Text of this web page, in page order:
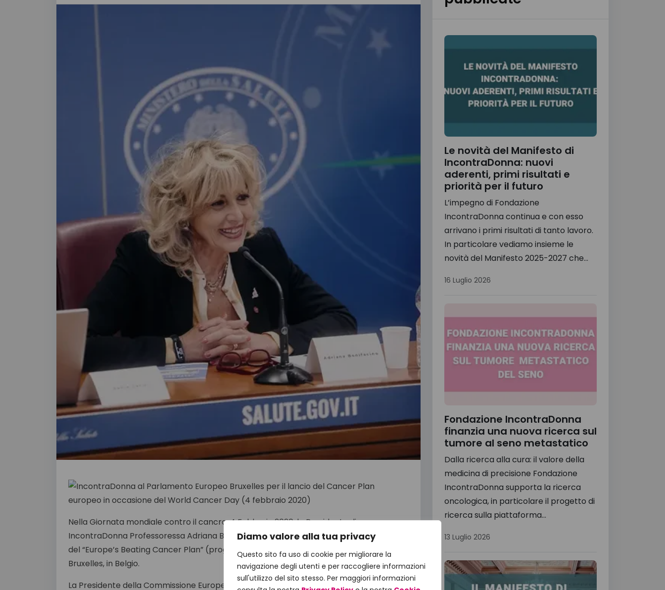
Diamo valore alla tua privacy
Questo sito fa uso di cookie per migliorare la
navigazione degli utenti e per raccogliere informazioni
sull'utilizzo del sito stesso. Per maggiori informazioni
Nella Giornata mondiale contro il cancro, 4 Febbraio 2020, la Presidente di
IncontraDonna Professoressa Adriana Bonifacino ed io abbiamo partecipato al lancio
del “Europe’s Beating Cancer Plan” (programma europeo per sconfiggere il cancro) a
Bruxelles, in Belgio.
La Presidente della Commissione Europea Ursula von Leyen ha affidato questo
Le novità del Manifesto di
IncontraDonna: nuovi
aderenti, primi risultati e
priorità per il futuro
L’impegno di Fondazione
IncontraDonna continua e con esso
arrivano i primi risultati di tanto lavoro.
In particolare vediamo insieme le
novità del Manifesto 2025-2027 che...
16 Luglio 2026
Fondazione IncontraDonna
finanzia una nuova ricerca sul
tumore al seno metastatico
Dalla ricerca alla cura: il valore della
medicina di precisione Fondazione
IncontraDonna supporta la ricerca
oncologica, in particolare il progetto di
ricerca sulla piattaforma...
13 Luglio 2026